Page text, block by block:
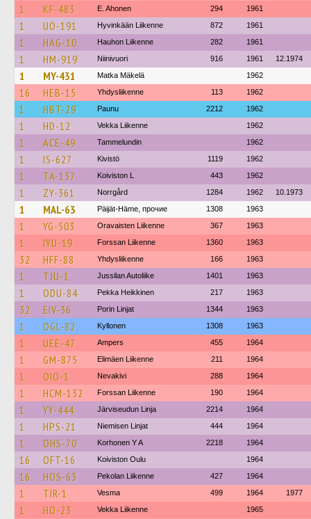
1 KF-483 E. Ahonen 294 1961
1 UÖ-191 Hyvinkään Liikenne 872 1961
1 HAG-10 Hauhon Liikenne 282 1961
1 HM-919 Niinivuori 916 1961 12.1974
1 MY-431 Matka Mäkelä 1962
16 HEB-15 Yhdysliikenne 113 1962
1 HBT-29 Paunu 2212 1962
1 HD-12 Vekka Liikenne 1962
1 ACE-49 Tammelundin 1962
1 IS-627 Kivistö 1119 1962
1 TA-137 Koiviston L 443 1962
1 ZY-361 Norrgård 1284 1962 10.1973
1 MAL-63 Päijät-Häme, прочие 1308 1963
1 YG-503 Oravaisten Liikenne 367 1963
1 IYU-19 Forssan Liikenne 1360 1963
32 HFF-88 Yhdysliikenne 166 1963
1 TJU-1 Jussilan Autoliike 1401 1963
1 ODU-84 Pekka Heikkinen 217 1963
32 EIV-36 Porin Linjat 1344 1963
1 OGL-82 Kyllonen 1308 1963
1 UEE-47 Ampers 455 1964
1 GM-875 Elimäen Liikenne 211 1964
1 OIO-1 Nevakivi 288 1964
1 HCM-132 Forssan Liikenne 190 1964
1 YY-444 Järviseudun Linja 2214 1964
1 HPS-21 Niemisen Linjat 444 1964
1 OHS-70 Korhonen Y A 2218 1964
16 OFT-16 Koiviston Oulu 1964
16 HOS-63 Pekolan Liikenne 427 1964
1 TIR-1 Vesma 499 1964 1977
1 HO-23 Vekka Liikenne 1965